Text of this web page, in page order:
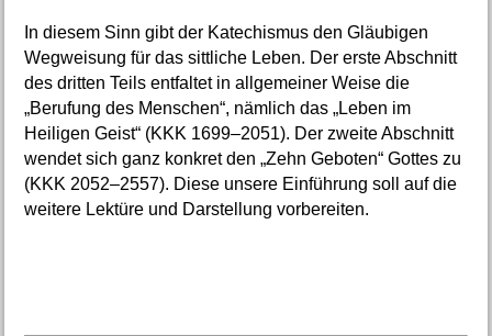
In diesem Sinn gibt der Katechismus den Gläubigen
Wegweisung für das sittliche Leben. Der erste Abschnitt
des dritten Teils entfaltet in allgemeiner Weise die
„Berufung des Menschen“, nämlich das „Leben im
Heiligen Geist“ (KKK 1699–2051). Der zweite Abschnitt
wendet sich ganz konkret den „Zehn Geboten“ Gottes zu
(KKK 2052–2557). Diese unsere Einführung soll auf die
weitere Lektüre und Darstellung vorbereiten.